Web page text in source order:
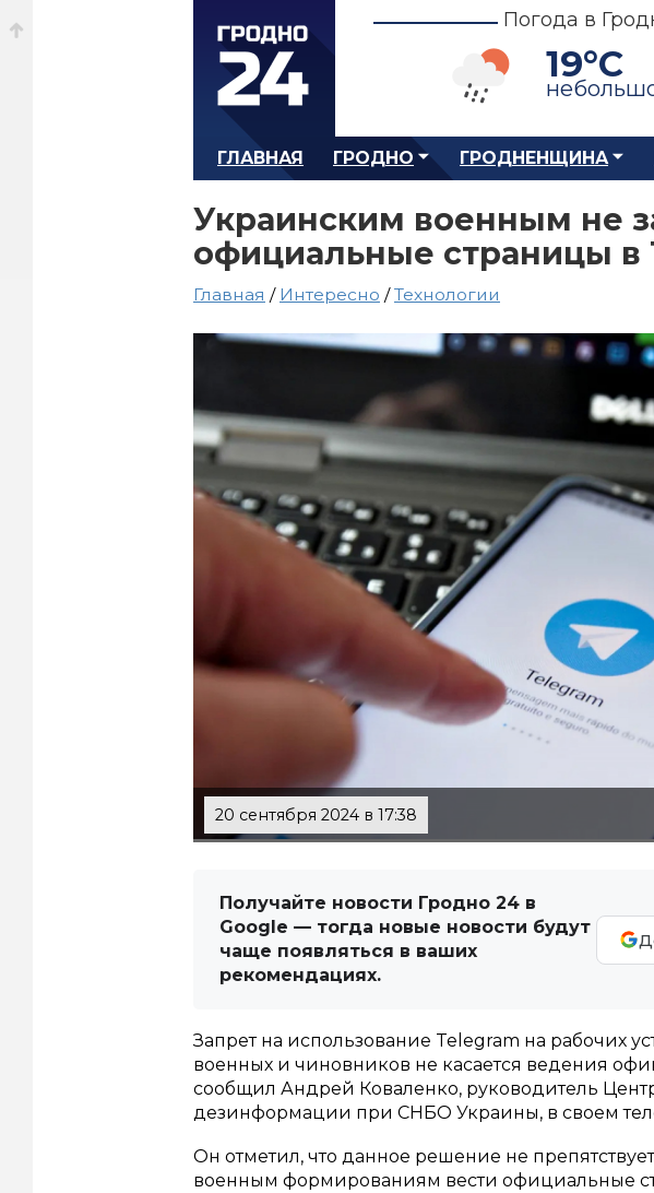
Погода в
19°C
ГЛАВНАЯ ГРОДНО ГРОДНЕНЩИНА
Украинским военным не
официальные страницы в
Главная / Интересно /Технологии
20 сентября 2024 в 17:38
Получайте новости Гродно 24 в
Google — тогда новые новости будут
чаще появляться в ваших
рекомендациях.
Запрет на использование Telegram на рабочих
военных и чиновников не касается ведения
сообщил Андрей Коваленко, руководитель
дезинформации при СНБО Украины, в своем
Он отметил, что данное решение не
военным формированиям вести официальные